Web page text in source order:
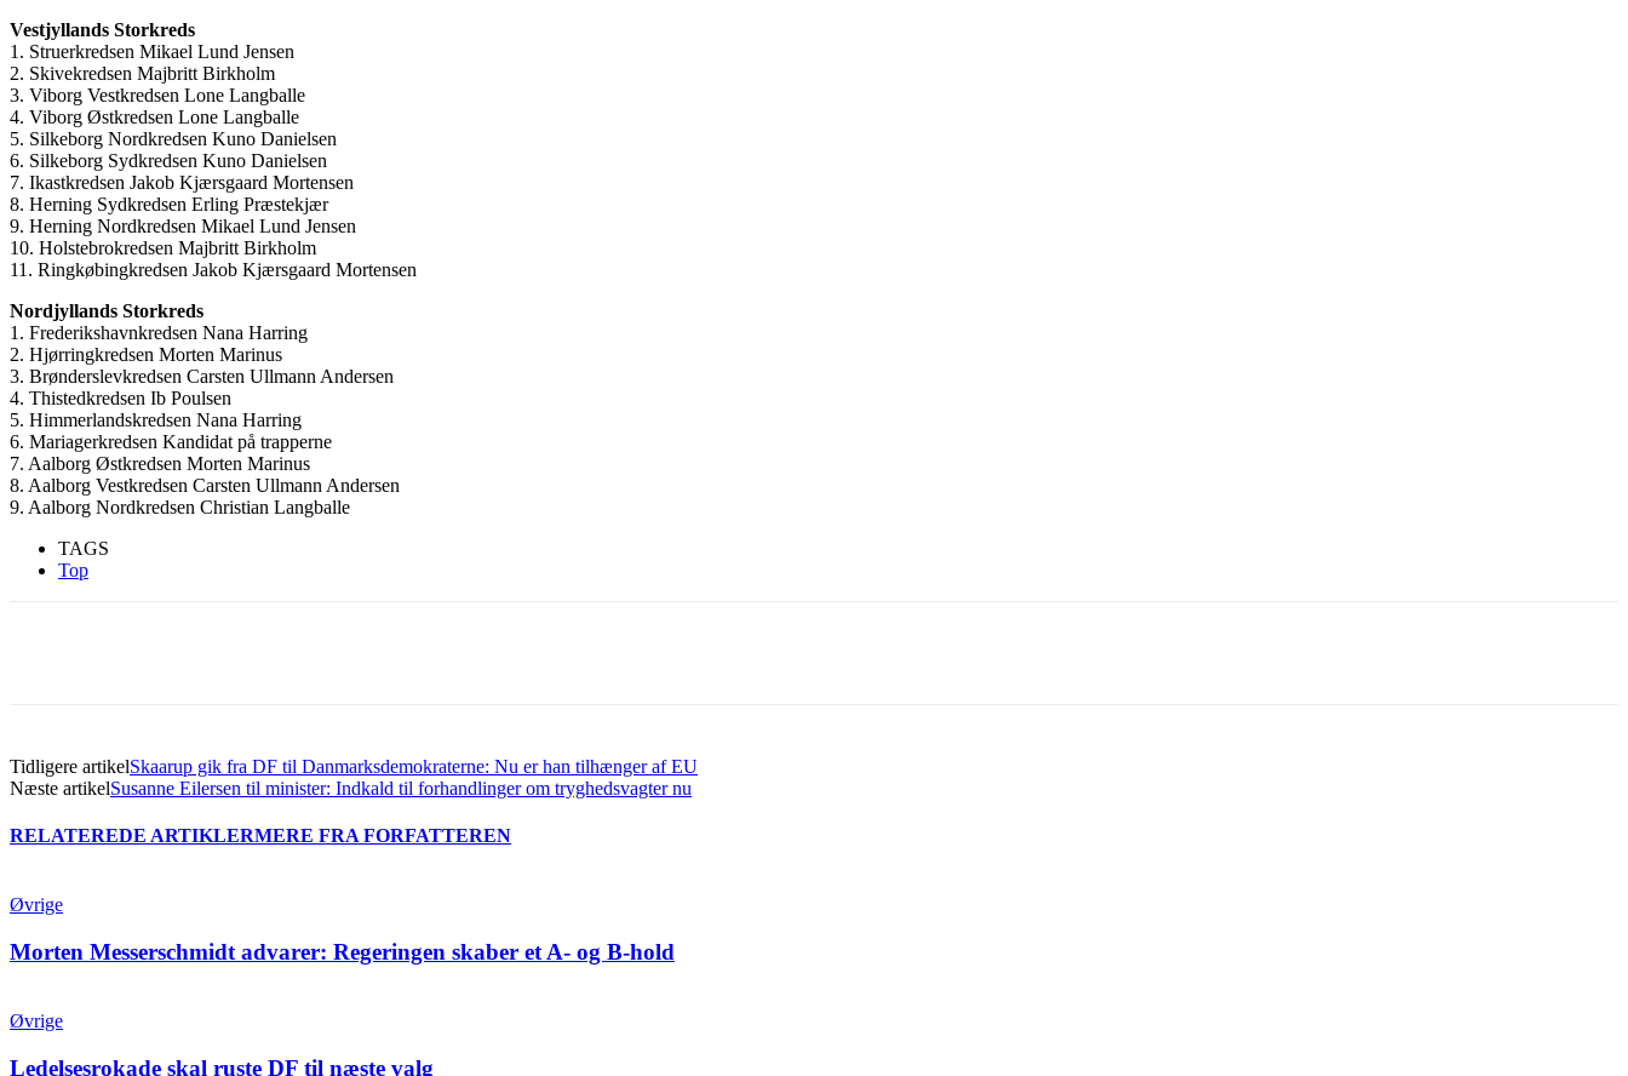
Vestjyllands Storkreds
1. Struerkredsen Mikael Lund Jensen
2. Skivekredsen Majbritt Birkholm
3. Viborg Vestkredsen Lone Langballe
4. Viborg Østkredsen Lone Langballe
5. Silkeborg Nordkredsen Kuno Danielsen
6. Silkeborg Sydkredsen Kuno Danielsen
7. Ikastkredsen Jakob Kjærsgaard Mortensen
8. Herning Sydkredsen Erling Præstekjær
9. Herning Nordkredsen Mikael Lund Jensen
10. Holstebrokredsen Majbritt Birkholm
11. Ringkøbingkredsen Jakob Kjærsgaard Mortensen
Nordjyllands Storkreds
1. Frederikshavnkredsen Nana Harring
2. Hjørringkredsen Morten Marinus
3. Brønderslevkredsen Carsten Ullmann Andersen
4. Thistedkredsen Ib Poulsen
5. Himmerlandskredsen Nana Harring
6. Mariagerkredsen Kandidat på trapperne
7. Aalborg Østkredsen Morten Marinus
8. Aalborg Vestkredsen Carsten Ullmann Andersen
9. Aalborg Nordkredsen Christian Langballe
TAGS
Top
Tidligere artikelSkaarup gik fra DF til Danmarksdemokraterne: Nu er han tilhænger af EU
Næste artikelSusanne Eilersen til minister: Indkald til forhandlinger om tryghedsvagter nu
RELATEREDE ARTIKLERMERE FRA FORFATTEREN
Øvrige
Morten Messerschmidt advarer: Regeringen skaber et A- og B-hold
Øvrige
Ledelsesrokade skal ruste DF til næste valg